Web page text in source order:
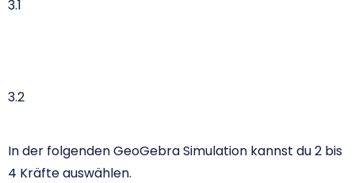
3.1
3.2
In der folgenden GeoGebra Simulation kannst du 2 bis
4 Kräfte auswählen.